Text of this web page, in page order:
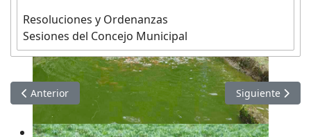
Resoluciones y Ordenanzas
Sesiones del Concejo Municipal
Artículo anterior: Información de DICIEMBRE 2023
Anterior Artículo
Siguiente